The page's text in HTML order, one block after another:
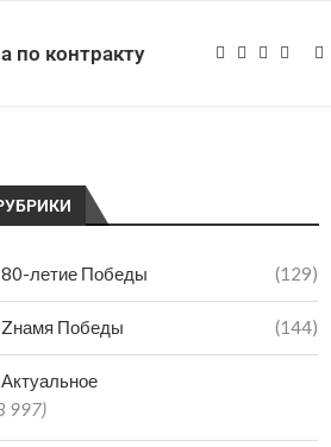
по контракту
80-летие Победы (129)
Zнамя Победы (144)
Актуальное
997)